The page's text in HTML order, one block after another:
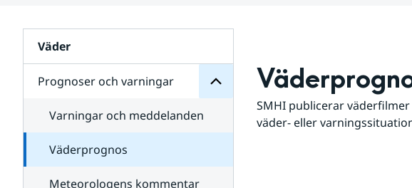
Väder
Prognoser och varningar
för
Varningar och meddelanden
Väderprognos
Meteorologens kommentar
SMHI publicerar
väder- eller